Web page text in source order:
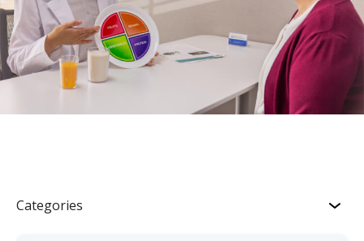
Categories